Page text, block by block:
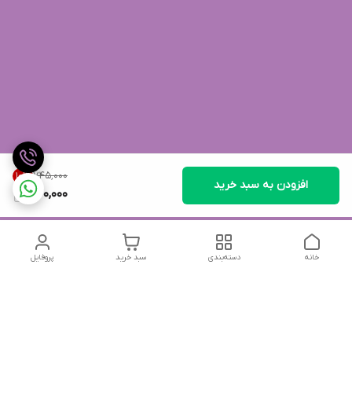
۷۴۵٬۰۰۰ 10%
670,000
افزودن به سبد خرید
پروفایل سبد خرید دسته‌بندی خانه